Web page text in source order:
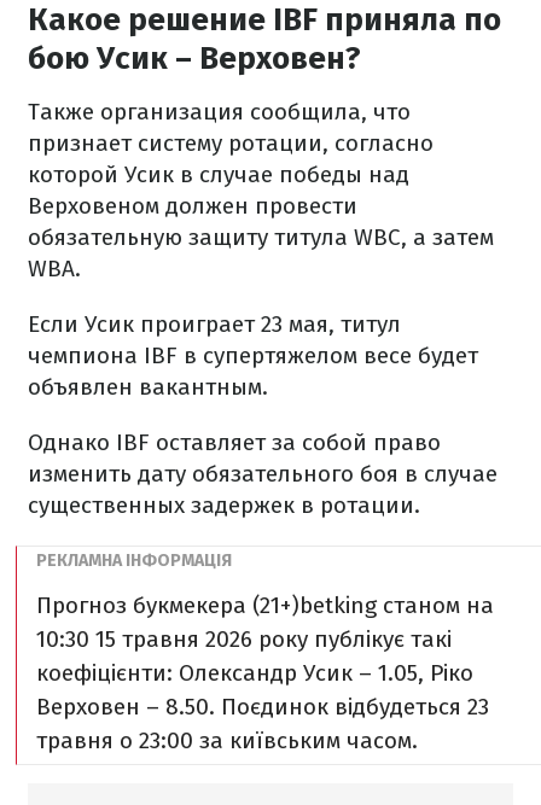
Какое решение IBF приняла по
бою Усик – Верховен?
Также организация сообщила, что
признает систему ротации, согласно
которой Усик в случае победы над
Верховеном должен провести
обязательную защиту титула WBC, а затем
WBA.
Если Усик проиграет 23 мая, титул
чемпиона IBF в супертяжелом весе будет
объявлен вакантным.
Однако IBF оставляет за собой право
изменить дату обязательного боя в случае
существенных задержек в ротации.
Прогноз букмекера (21+)betking станом на
10:30 15 травня 2026 року публікує такі
коефіцієнти: Олександр Усик – 1.05, Ріко
Верховен – 8.50. Поєдинок відбудеться 23
травня o 23:00 за київським часом.